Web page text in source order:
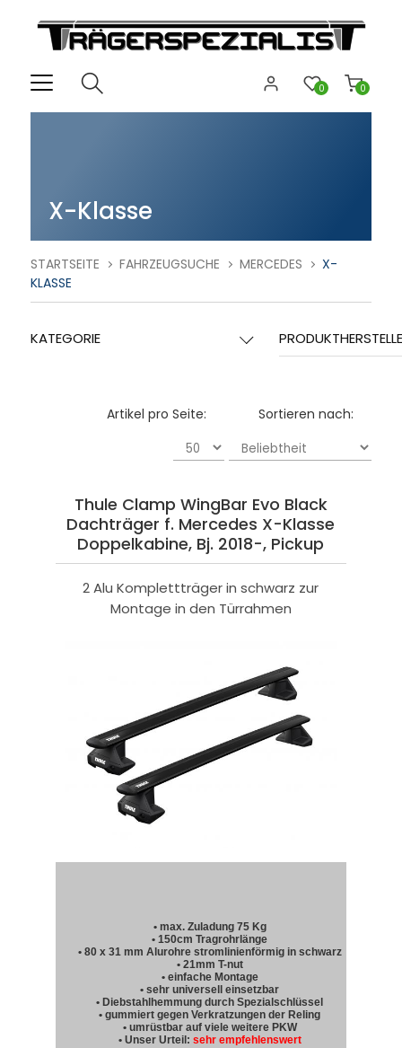
0
0
X-Klasse
STARTSEITE FAHRZEUGSUCHE MERCEDES
X-
KLASSE
KATEGORIE
Sortieren nach:
Artikel pro Seite:
Thule Clamp WingBar Evo Black
Dachträger f. Mercedes X-Klasse
Doppelkabine, Bj. 2018-, Pickup
2 Alu Komplettträger in schwarz zur
Montage in den Türrahmen
• max. Zuladung 75 Kg
• 150cm Tragrohrlänge
• 80 x 31 mm Alurohre stromlinienförmig in schwarz
• 21mm T-nut
• einfache Montage
• sehr universell einsetzbar
• Diebstahlhemmung durch Spezialschlüssel
• gummiert gegen Verkratzungen der Reling
• umrüstbar auf viele weitere PKW
• Unser Urteil: sehr empfehlenswert